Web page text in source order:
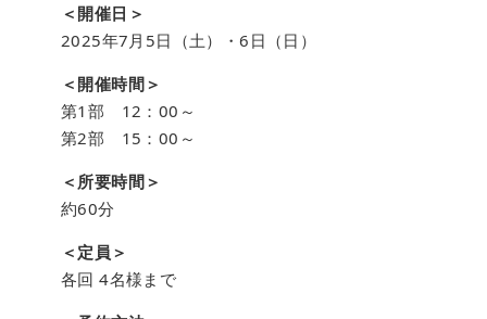
＜開催日＞
2025年7月5日（土）・6日（日）
＜開催時間＞
第1部 12：00～
第2部 15：00～
＜所要時間＞
約60分
＜定員＞
各回 4名様まで